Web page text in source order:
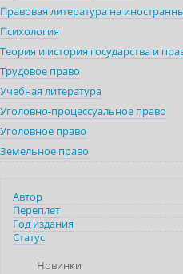
Правовая литература на
Психология
Теория и история государства и
Трудовое право
Учебная литература
Уголовно-процессуальное право
Уголовное право
Земельное право
Автор
Переплет
Год издания
Статус
Новинки